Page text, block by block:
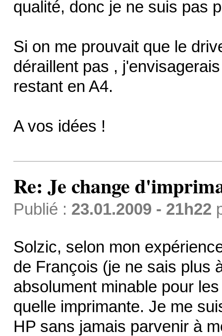
qualité, donc je ne suis pas
Si on me prouvait que le
déraillent pas ,
restant en A4.
A vos idées !
Re: Je change
Publié : 23.01.2009 - 21h22
Solzic, selon mon
de François (je ne sais plus
absolument minable pour
quelle imprimante. Je me
HP sans jamais parvenir à